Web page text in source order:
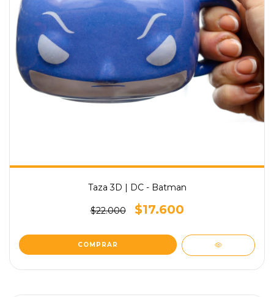
Taza 3D | DC - Batman
$22.000 $17.600